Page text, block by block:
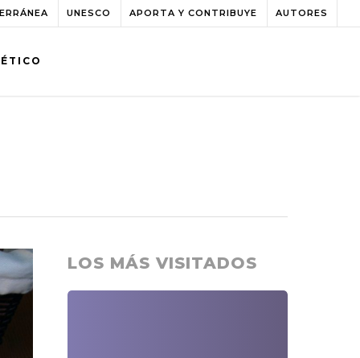
UNESCO APORTA Y CONTRIBUYE AUTORES
LOS MÁS VISITADOS